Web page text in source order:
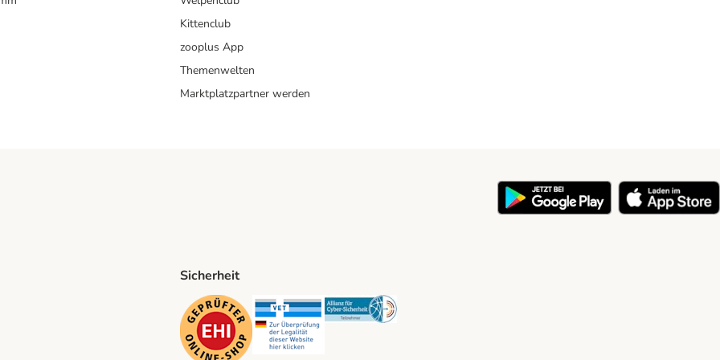
Kittenclub
zooplus App
Themenwelten
Marktplatzpartner werden
Method
Sicherheit
Security Security Security